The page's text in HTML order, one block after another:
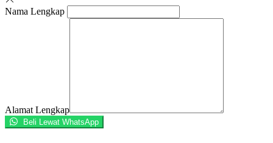
Nama Lengkap
Alamat Lengkap
Beli Lewat WhatsApp